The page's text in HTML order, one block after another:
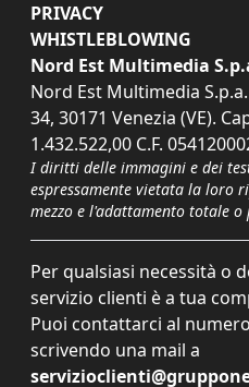
PRIVACY
WHISTLEBLOWING
Nord Est Multimedia
Nord Est Multimedia
34, 30171 Venezia (VE).
1.432.522,00 C.F.
I diritti delle immagini e dei
espressamente vietata la loro
mezzo e l'adattamento totale o
Per qualsiasi necessità o
servizio clienti è a tua
Puoi contattarci al numero
scrivendo una mail a